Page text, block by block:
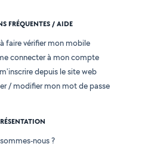
FRÉQUENTES / AIDE
faire vérifier mon mobile
connecter à mon compte
depuis le site web
/ modifier mon mot de passe
nous ?